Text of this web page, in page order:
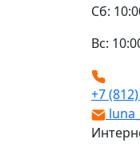
Сб:
Вс:
+7